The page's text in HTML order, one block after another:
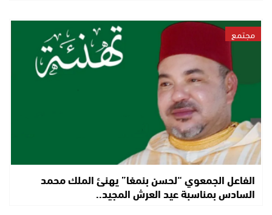
مجتمع
الفاعل الجمعوي “لحسن بنمغا” يهنئ الملك محمد
السادس بمناسبة عيد العرش المجيد..